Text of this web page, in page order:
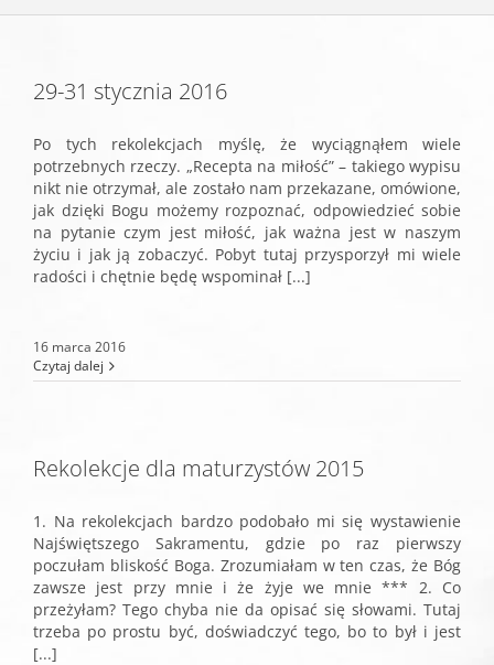
29-31 stycznia 2016
Po tych rekolekcjach myślę, że wyciągnąłem wiele
potrzebnych rzeczy. „Recepta na miłość” – takiego wypisu
nikt nie otrzymał, ale zostało nam przekazane, omówione,
jak dzięki Bogu możemy rozpoznać, odpowiedzieć sobie
na pytanie czym jest miłość, jak ważna jest w naszym
życiu i jak ją zobaczyć. Pobyt tutaj przysporzył mi wiele
radości i chętnie będę wspominał [...]
16 marca 2016
Czytaj dalej
Rekolekcje dla maturzystów 2015
1. Na rekolekcjach bardzo podobało mi się wystawienie
Najświętszego Sakramentu, gdzie po raz pierwszy
poczułam bliskość Boga. Zrozumiałam w ten czas, że Bóg
zawsze jest przy mnie i że żyje we mnie *** 2. Co
przeżyłam? Tego chyba nie da opisać się słowami. Tutaj
trzeba po prostu być, doświadczyć tego, bo to był i jest
[...]